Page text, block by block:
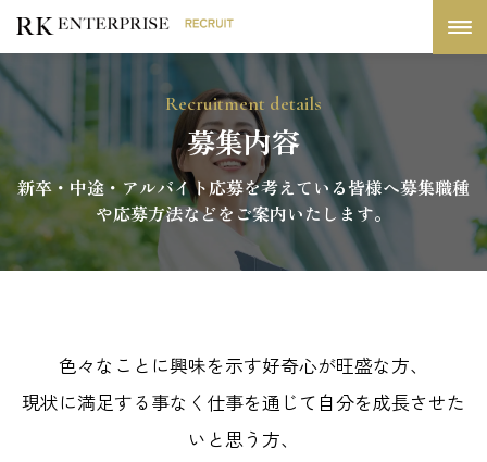
Recruitment details
募集内容
新卒・中途・アルバイト応募を考えている皆様へ募集職種
や応募方法などをご案内いたします。
色々なことに興味を示す好奇心が旺盛な方、
現状に満足する事なく仕事を通じて自分を成長させた
いと思う方、